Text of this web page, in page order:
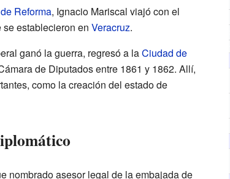
Reforma, Ignacio Mariscal viajó con el
establecieron en Veracruz.
ganó la guerra, regresó a laCiudad de
de Diputados entre 1861 y 1862. Allí,
como la creación del estado de
nombrado asesor legal de la embajada de